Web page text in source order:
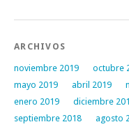
ARCHIVOS
noviembre 2019 octubre
mayo 2019
abril 2019
enero 2019
diciembre
septiembre 2018
agosto